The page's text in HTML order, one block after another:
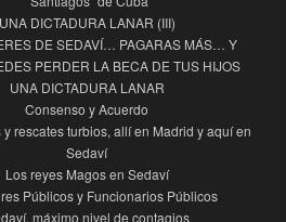
UNA DICTADURA LANAR (III)
DE SEDAVÍ… PAGARAS MÁS… Y
PERDER LA BECA DE TUS HIJOS
UNA DICTADURA LANAR
Consenso y Acuerdo
rescates turbios, allí en Madrid y aquí en
Sedaví
Los reyes Magos en Sedaví
Públicos y Funcionarios Públicos
máximo nivel de contagios